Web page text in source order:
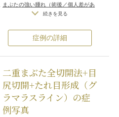
まぶたの強い腫れ（術後／個人差があ
内出血（術後）/
不自然な二重（無理に二重の幅を広
/仕上がりのわずかな左右
ないことがある/
二重のラインの癒着
手術後の血腫
続きを見る
症例の詳細
二重まぶた全切開法+目
尻切開+たれ目形成（グ
ラマラスライン）の症
例写真